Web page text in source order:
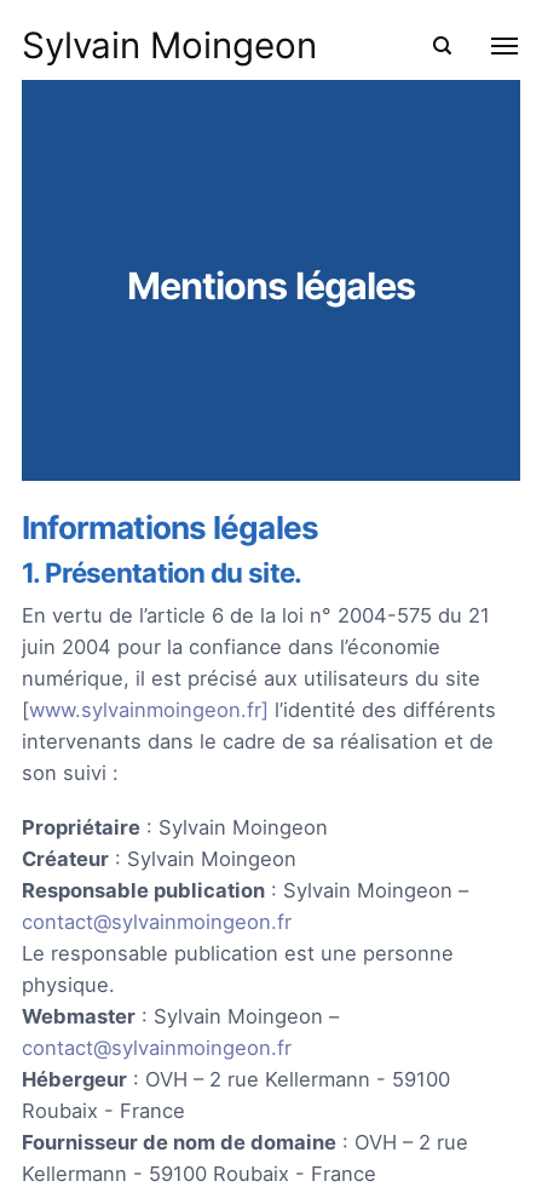
Sylvain Moingeon
Mentions légales
Informations légales
1. Présentation du site.
En vertu de l’article 6 de la loi n° 2004-575 du 21
juin 2004 pour la confiance dans l’économie
numérique, il est précisé aux utilisateurs du site
[www.sylvainmoingeon.fr] l’identité des différents
intervenants dans le cadre de sa réalisation et de
son suivi :
Propriétaire: Sylvain Moingeon
Créateur: Sylvain Moingeon
Responsable publication: Sylvain Moingeon –
contact@sylvainmoingeon.fr
Le responsable publication est une personne
physique.
Webmaster: Sylvain Moingeon –
contact@sylvainmoingeon.fr
Hébergeur: OVH – 2 rue Kellermann - 59100
Roubaix - France
Fournisseur de nom de domaine: OVH – 2 rue
Kellermann - 59100 Roubaix - France